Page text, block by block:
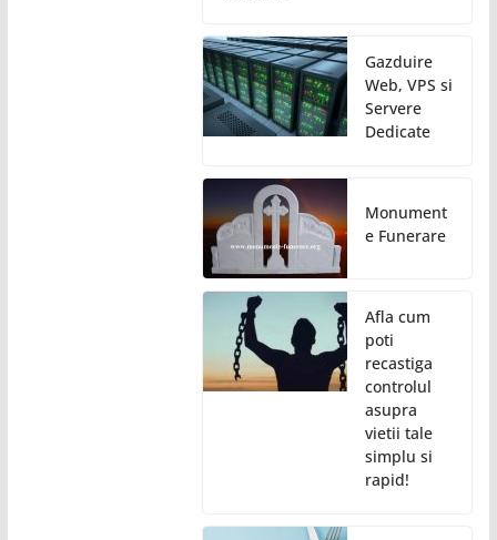
Gazduire
Web, VPS si
Servere
Dedicate
Monument
e Funerare
Afla cum
poti
recastiga
controlul
asupra
vietii tale
simplu si
rapid!